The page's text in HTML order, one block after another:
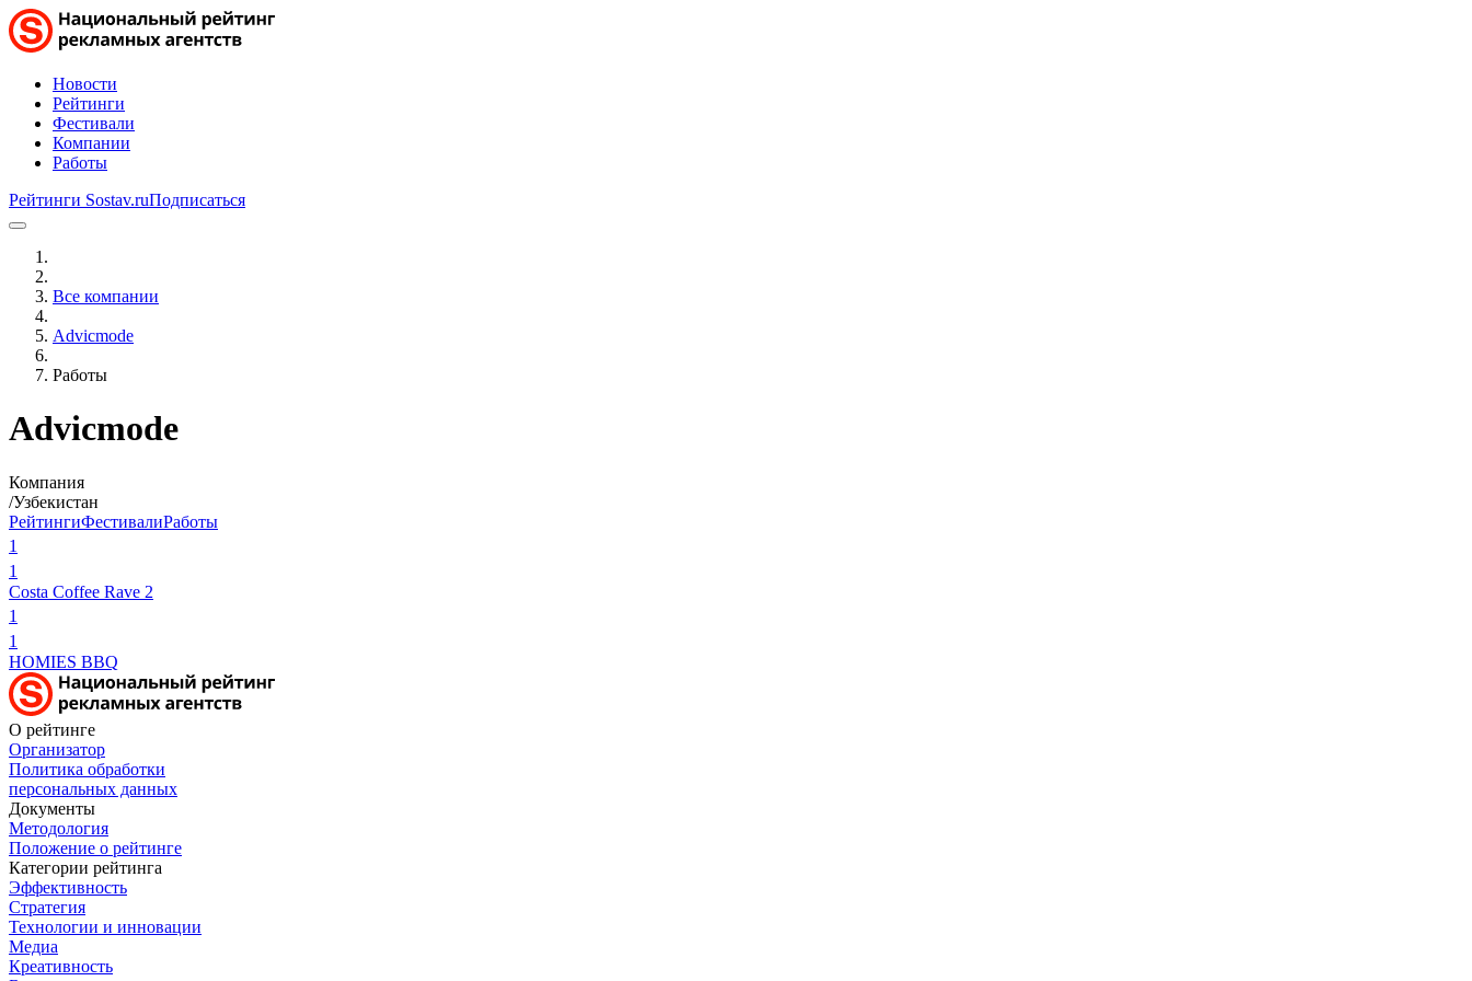
Новости
Рейтинги
Фестивали
Компании
Работы
Рейтинги Sostav.ruПодписаться
Все компании
Advicmode
Работы
Advicmode
Компания
/Узбекистан
РейтингиФестивалиРаботы
1
1
Costa Coffee Rave 2
1
1
HOMIES BBQ
О рейтинге
Организатор
Политика обработки
персональных данных
Документы
Методология
Положение о рейтинге
Категории рейтинга
Эффективность
Стратегия
Технологии и инновации
Медиа
Креативность